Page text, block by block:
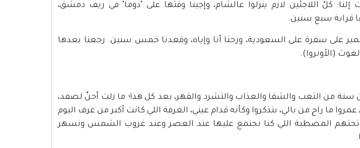
كلّ اللاجئين لازم ينزلوا عالشام، وإجينا وقتها على "دوما" في ريف دمشق،
قرابة سبع سنين.
على سفرة على السعودية، ورحنا أنا وإياه، وقعدنا خمس سنين. رجعنا بعدها
(الأونروا).
سنة من التعب والشقا والعذاب والتشرد والقهر، بعد كل هذا؛ ما زلت أحنّ لصفد،
ما راح من بالي، بتذكروا وكأنه قدام عيني، الغرفة اللي كانت أكبر من غرف اليوم
وتحتهم المصطبة اللي كنا نجتمع عليها عند العصر وعند غروب الشمس ونسهر